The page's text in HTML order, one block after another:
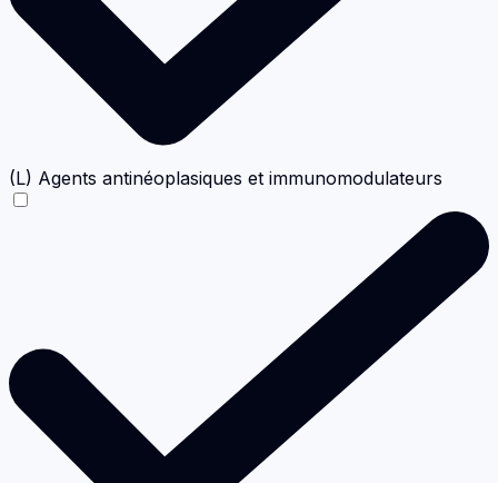
(L) Agents antinéoplasiques et immunomodulateurs